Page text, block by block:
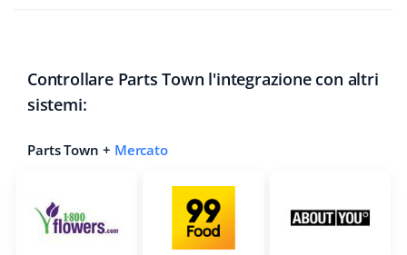
Controllare Parts Town l'integrazione con altri
sistemi:
Parts Town + Mercato